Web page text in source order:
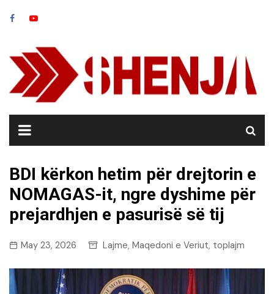
BDI kërkon hetim për drejtorin e
NOMAGAS-it, ngre dyshime për
prejardhjen e pasurisë së tij
May 23, 2026 Lajme, Maqedoni e Veriut, toplajm